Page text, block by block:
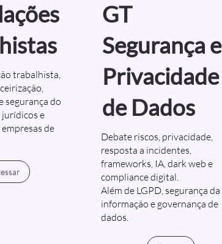
trabalhista,
segurança do
e
de
GT
Segurança e
Privacidade
de Dados
Debate riscos, privacidade,
resposta a incidentes,
frameworks, IA, dark web e
compliance digital.
Além de LGPD, segurança da
informação e governança de
dados.